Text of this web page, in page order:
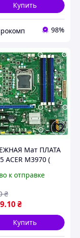
Купить
98%
Мат ПЛАТА
ACER M3970 (
+ПОНИМАЕТ
1155
к отправке
.10₴
₴
Купить